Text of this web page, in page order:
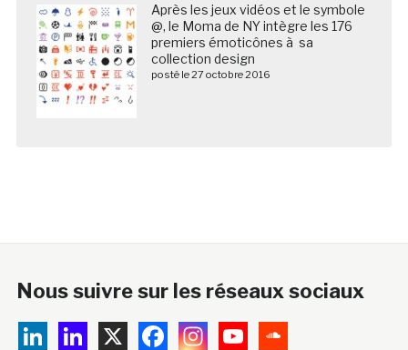
Après les jeux vidéos et le symbole
@, le Moma de NY intègre les 176
premiers émoticônes à sa
collection design
posté le 27 octobre 2016
Nous suivre sur les réseaux sociaux